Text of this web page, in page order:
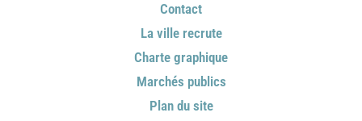
Contact
La ville recrute
Charte graphique
Marchés publics
Plan du site